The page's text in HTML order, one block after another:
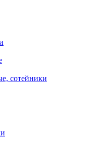
сотейники